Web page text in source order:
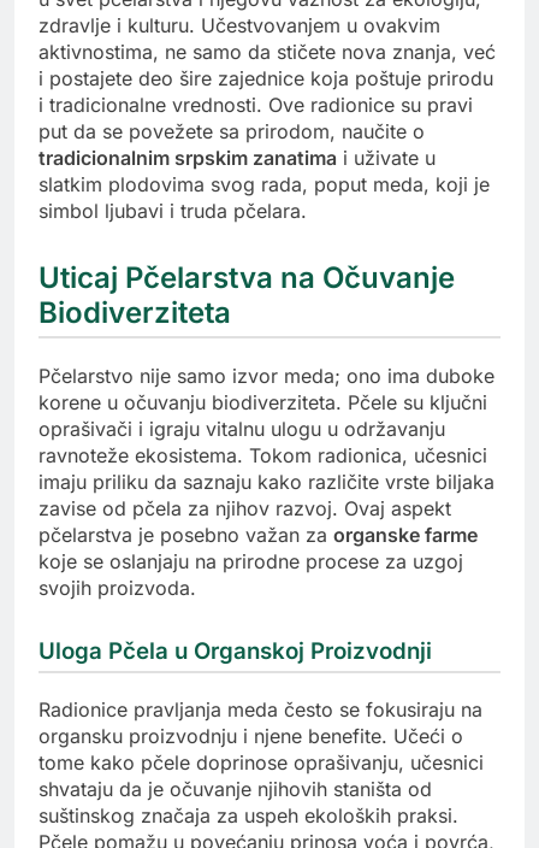
zdravlje i kulturu. Učestvovanjem u ovakvim
aktivnostima, ne samo da stičete nova znanja, već
i postajete deo šire zajednice koja poštuje prirodu
i tradicionalne vrednosti. Ove radionice su pravi
put da se povežete sa prirodom, naučite o
tradicionalnim srpskim zanatima i uživate u
slatkim plodovima svog rada, poput meda, koji je
simbol ljubavi i truda pčelara.
Uticaj Pčelarstva na Očuvanje
Biodiverziteta
Pčelarstvo nije samo izvor meda; ono ima duboke
korene u očuvanju biodiverziteta. Pčele su ključni
oprašivači i igraju vitalnu ulogu u održavanju
ravnoteže ekosistema. Tokom radionica, učesnici
imaju priliku da saznaju kako različite vrste biljaka
zavise od pčela za njihov razvoj. Ovaj aspekt
pčelarstva je posebno važan za organske farme
koje se oslanjaju na prirodne procese za uzgoj
svojih proizvoda.
Uloga Pčela u Organskoj Proizvodnji
Radionice pravljanja meda često se fokusiraju na
organsku proizvodnju i njene benefite. Učeći o
tome kako pčele doprinose oprašivanju, učesnici
shvataju da je očuvanje njihovih staništa od
suštinskog značaja za uspeh ekoloških praksi.
Pčele pomažu u povećanju prinosa voća i povrća,